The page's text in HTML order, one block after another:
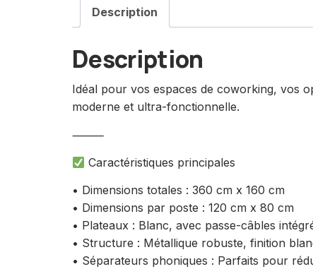
Description
Description
Idéal pour vos espaces de coworking, vos
moderne et ultra-fonctionnelle.
⸻
Caractéristiques principales
• Dimensions totales : 360 cm x 160 cm
• Dimensions par poste : 120 cm x 80 cm
• Plateaux : Blanc, avec passe-câbles
• Structure : Métallique robuste, finition
• Séparateurs phoniques : Parfaits pour